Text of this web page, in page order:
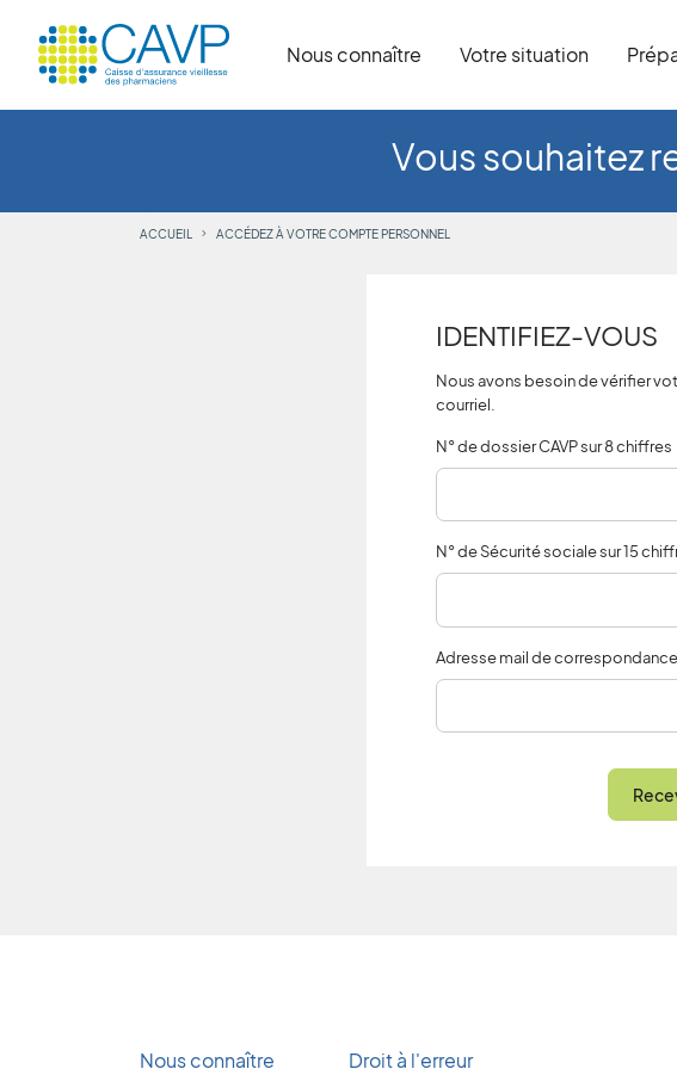
Nous connaître Votre situation
Vous souhaitez
ACCUEIL ACCÉDEZ À VOTRE COMPTE PERSONNEL
IDENTIFIEZ-VOUS
Nous avons besoin de vérifier
courriel.
N° de dossier CAVP sur 8 chiffres
N° de Sécurité sociale sur 15
Adresse mail de correspondance
Nous connaître Droit à l'erreur